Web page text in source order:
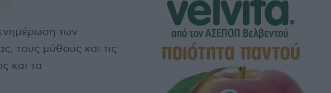
των
τους μύθους και τις
και τα